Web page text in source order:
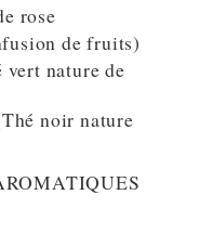
rose
de fruits)
vert nature de
noir nature